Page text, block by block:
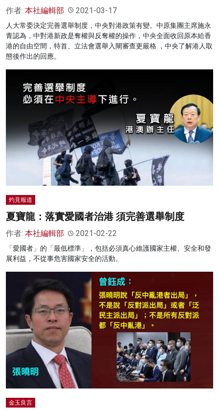
作者: 本社編輯部 2021-03-17
人大常委決定完善選舉制度，中央對港政策有變。中原集團主席施永
青認為，中對港新政是奪權與反奪權的操作，中央全面收回原本給香
港的自由空間，特首、立法會選舉入閘審查更嚴格 ，中央了解港人取
態後作出的回應。
灼見報道
夏寶龍：落實愛國者治港 須完善選舉制度
作者: 本社編輯部 2021-02-22
「愛國者」的「最低標準」，包括必須真心維護國家主權、安全和發
展利益，不從事危害國家安全的活動。
金玉良言